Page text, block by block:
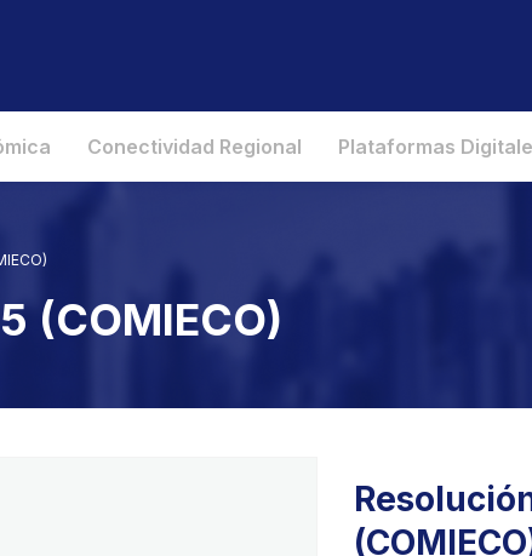
Conectividad Regional Plataformas
(COMIECO)